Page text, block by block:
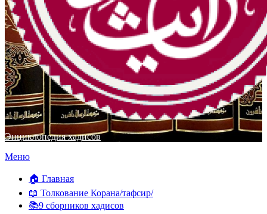
Энциклопедия хадисов
Перейти
содержимому
Меню
🏠 Главная
📖 Толкование Корана/тафсир/
📚9 сборников хадисов